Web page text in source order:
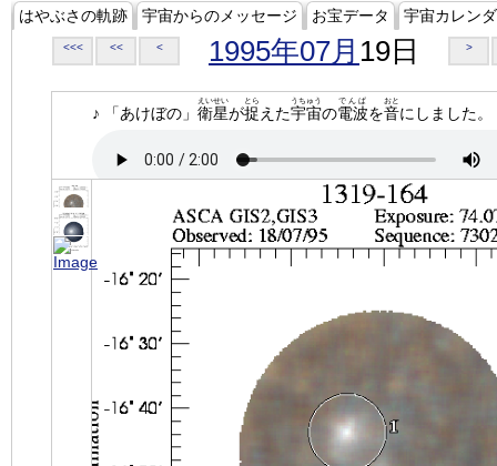
はやぶさの軌跡 宇宙からのメッセージ お宝データ 宇宙カレン
<<< << < 1995年07月 19日 >
♪ 「あけぼの」 衛星
えいせい
が捉
とら
えた宇宙
うちゅう
の電波
でんぱ
を音
おと
にしました。